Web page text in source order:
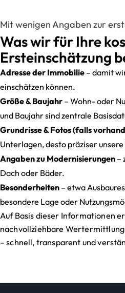
Mit wenigen Angaben zur
Was wir für Ihre
Ersteinschätzung
Adresse der Immobilie – damit
einschätzen können.
Größe & Baujahr – Wohn- oder
und Baujahr sind zentrale
Grundrisse & Fotos (falls
Unterlagen, desto präziser
Angaben zu Modernisierungen –
Dach oder Bäder.
Besonderheiten – etwa
besondere Lage oder
Auf Basis dieser Informationen
nachvollziehbare
– schnell, transparent und